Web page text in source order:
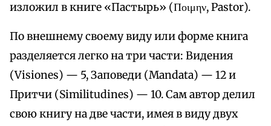
изложил в книге «Пастырь» (Ποιμην, Pastor).
По внешнему своему виду или форме книга
разделяется легко на три части: Видения
(Visiones) — 5, Заповеди (Mandata) — 12 и
Притчи (Similitudines) — 10. Сам автор делил
свою книгу на две части, имея в виду двух